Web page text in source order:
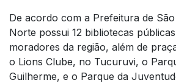
De acordo com a Prefeitura de
Norte possui 12 bibliotecas
moradores da região, além de
o Lions Clube, no Tucuruvi, o
Guilherme, e o Parque da